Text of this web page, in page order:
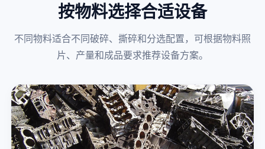
按物料选择合适设备
不同物料适合不同破碎、撕碎和分选配置，可根据物料照
片、产量和成品要求推荐设备方案。